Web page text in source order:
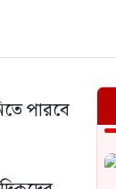
পারবে